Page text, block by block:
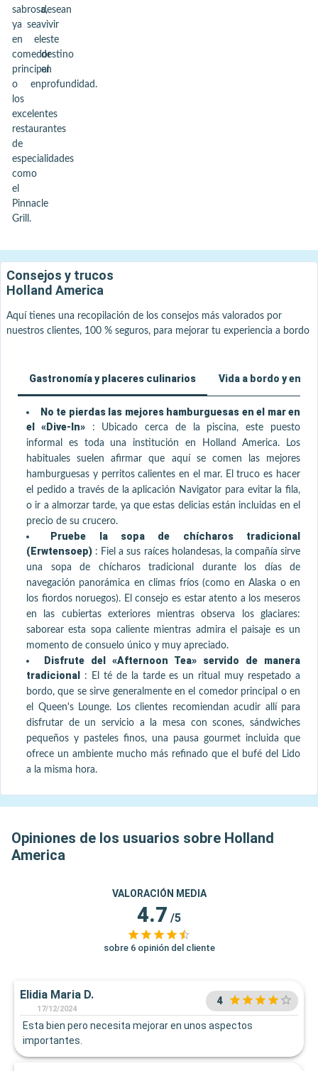
sabrosa,
ya sea
en el
comedor
principal
o en
los
excelentes
restaurantes
de
especialidades
como
el
Pinnacle
Grill.
desean
vivir
este
destino
en
profundidad.
Consejos y trucos
Holland America
Aquí tienes una recopilación de los consejos más valorados por
nuestros clientes, 100 % seguros, para mejorar tu experiencia a bordo
Gastronomía y placeres culinarios Vida a bordo y
No te pierdas las mejores hamburguesas en el mar en
el «Dive-In»
: Ubicado cerca de la piscina, este puesto
informal es toda una institución en Holland America. Los
habituales suelen afirmar que aquí se comen las mejores
hamburguesas y perritos calientes en el mar. El truco es hacer
el pedido a través de la aplicación Navigator para evitar la fila,
o ir a almorzar tarde, ya que estas delicias están incluidas en el
precio de su crucero.
Pruebe la sopa de chícharos tradicional
(Erwtensoep) : Fiel a sus raíces holandesas, la compañía sirve
una sopa de chícharos tradicional durante los días de
navegación panorámica en climas fríos (como en Alaska o en
los fiordos noruegos). El consejo es estar atento a los meseros
en las cubiertas exteriores mientras observa los glaciares:
saborear esta sopa caliente mientras admira el paisaje es un
momento de consuelo único y muy apreciado.
Disfrute del «Afternoon Tea» servido de manera
tradicional
:
El té de la tarde es un ritual muy respetado a
bordo, que se sirve generalmente en el comedor principal o en
el Queen's Lounge. Los clientes recomiendan acudir allí para
disfrutar de un servicio a la mesa con scones, sándwiches
pequeños y pasteles finos, una pausa gourmet incluida que
ofrece un ambiente mucho más refinado que el bufé del Lido
a la misma hora.
Opiniones de los usuarios sobre Holland
America
VALORACIÓN MEDIA
4.7 /5
sobre 6 opinión del cliente
Elidia Maria D.
17/12/2024
4
Esta bien pero necesita mejorar en unos aspectos
importantes.